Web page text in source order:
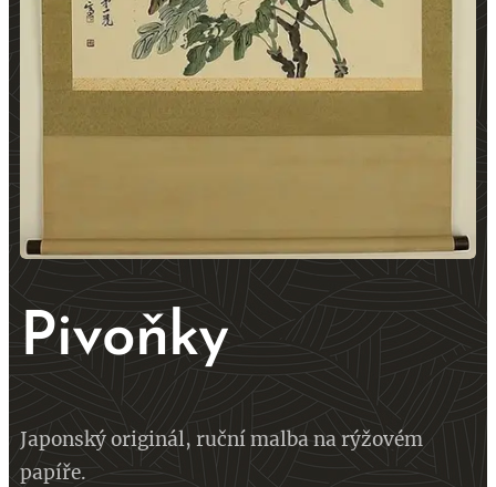
Pivoňky
Japonský originál, ruční malba na rýžovém
papíře.